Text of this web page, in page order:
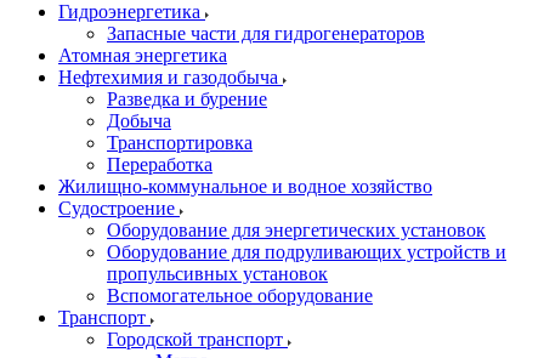
Гидроэнергетика
Запасные части для гидрогенераторов
Атомная энергетика
Нефтехимия и газодобыча
Разведка и бурение
Добыча
Транспортировка
Переработка
Жилищно-коммунальное и водное хозяйство
Судостроение
Оборудование для энергетических установок
Оборудование для подруливающих устройств и
пропульсивных установок
Вспомогательное оборудование
Транспорт
Городской транспорт